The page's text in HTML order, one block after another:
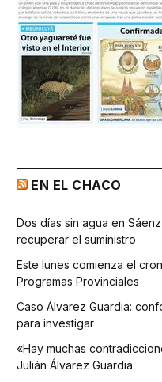
EN EL CHACO
Dos días sin agua en
recuperar el suministro
Este lunes comienza el
Programas Provinciales
Caso Álvarez Guardia:
para investigar
«Hay muchas
Julián Álvarez Guardia